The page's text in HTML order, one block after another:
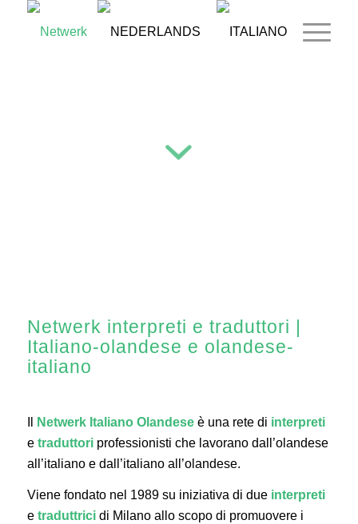
Netwerk interpreti e traduttori |
Italiano-olandese e olandese-
italiano
Netwerk Italiano Olandeseè una rete di interpreti
e traduttoriprofessionisti che lavorano dall’olandese
all’italiano e dall’italiano all’olandese.
Viene fondato nel 1989 su iniziativa di due interpreti
e traduttricidi Milano allo scopo di promuovere i